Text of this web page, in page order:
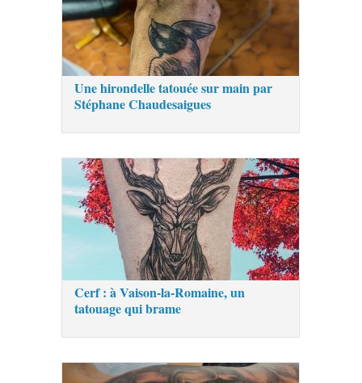
Une hirondelle tatouée sur main par
Stéphane Chaudesaigues
Cerf : à Vaison-la-Romaine, un
tatouage qui brame